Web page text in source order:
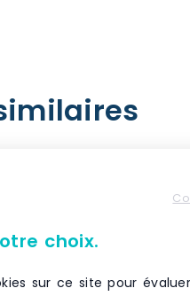
choix.
sur ce site pour